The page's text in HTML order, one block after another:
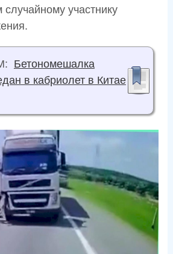
участнику
Бетономешалка
в кабриолет в Китае